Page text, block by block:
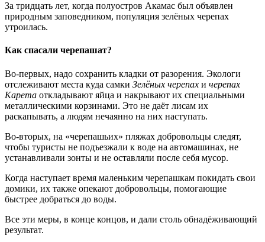
За тридцать лет, когда полуостров Акамас был объявлен
природным заповедником, популяция зелёных черепах
утроилась.
Как спасали черепашат?
Во-первых, надо сохранить кладки от разорения. Экологи
отслеживают места куда самки Зелёных черепах и черепах
Карета откладывают яйца и накрывают их специальными
металлическими корзинами. Это не даёт лисам их
раскапывать, а людям нечаянно на них наступать.
Во-вторых, на «черепашьих» пляжах добровольцы следят,
чтобы туристы не подъезжали к воде на автомашинах, не
устанавливали зонты и не оставляли после себя мусор.
Когда наступает время маленьким черепашкам покидать свои
домики, их также опекают добровольцы, помогающие
быстрее добраться до воды.
Все эти меры, в конце концов, и дали столь обнадёживающий
результат.